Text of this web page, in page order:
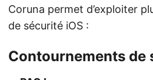
Coruna permet d’exploiter
de sécurité iOS :
Contournements de